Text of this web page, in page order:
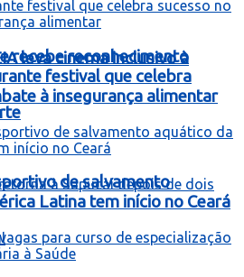
leva cinema inclusivo à
recebe reconhecimento
festival que celebra
à insegurança alimentar
de salvamento
Latina tem início no Ceará